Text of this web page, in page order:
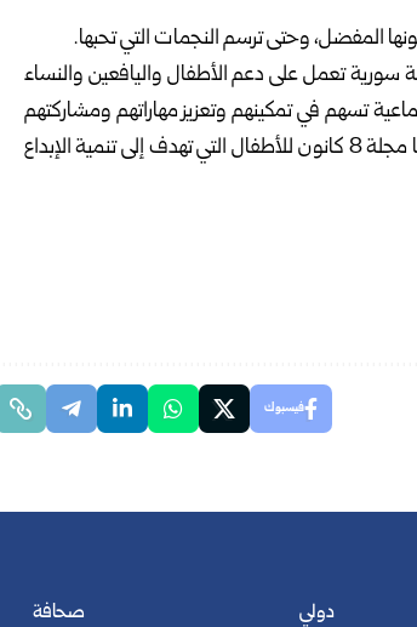
تعمل على دعم الأطفال واليافعين والنساء
تسهم في تمكينهم وتعزيز مهاراتهم ومشاركتهم
المجتمعية، وتعمل على إطلاق مبادرات تعليمية وثقافية، وفي مقدمتها مجلة 8 كانون للأطفال التي تهدف إلى تنمية الإبداع
فيسبوك
دولي صحافة